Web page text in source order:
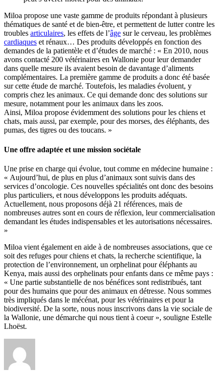
Miloa propose une vaste gamme de produits répondant à plusieurs
thématiques de santé et de bien-être, et permettent de lutter contre les
troubles articulaires, les effets de l’âge sur le cerveau, les problèmes
cardiaques et rénaux… Des produits développés en fonction des
demandes de la patientèle et d’études de marché : « En 2010, nous
avons contacté 200 vétérinaires en Wallonie pour leur demander
dans quelle mesure ils avaient besoin de davantage d’aliments
complémentaires. La première gamme de produits a donc été basée
sur cette étude de marché. Toutefois, les maladies évoluent, y
compris chez les animaux. Ce qui demande donc des solutions sur
mesure, notamment pour les animaux dans les zoos.
Ainsi, Miloa propose évidemment des solutions pour les chiens et
chats, mais aussi, par exemple, pour des morses, des éléphants, des
pumas, des tigres ou des toucans. »
Une offre adaptée et une mission sociétale
Une prise en charge qui évolue, tout comme en médecine humaine :
« Aujourd’hui, de plus en plus d’animaux sont suivis dans des
services d’oncologie. Ces nouvelles spécialités ont donc des besoins
plus particuliers, et nous développons les produits adéquats.
Actuellement, nous proposons déjà 21 références, mais de
nombreuses autres sont en cours de réflexion, leur commercialisation
demandant les études indispensables et les autorisations nécessaires.
»
Miloa vient également en aide à de nombreuses associations, que ce
soit des refuges pour chiens et chats, la recherche scientifique, la
protection de l’environnement, un orphelinat pour éléphants au
Kenya, mais aussi des orphelinats pour enfants dans ce même pays :
« Une partie substantielle de nos bénéfices sont redistribués, tant
pour des humains que pour des animaux en détresse. Nous sommes
très impliqués dans le mécénat, pour les vétérinaires et pour la
biodiversité. De la sorte, nous nous inscrivons dans la vie sociale de
la Wallonie, une démarche qui nous tient à coeur », souligne Estelle
Lhoëst.